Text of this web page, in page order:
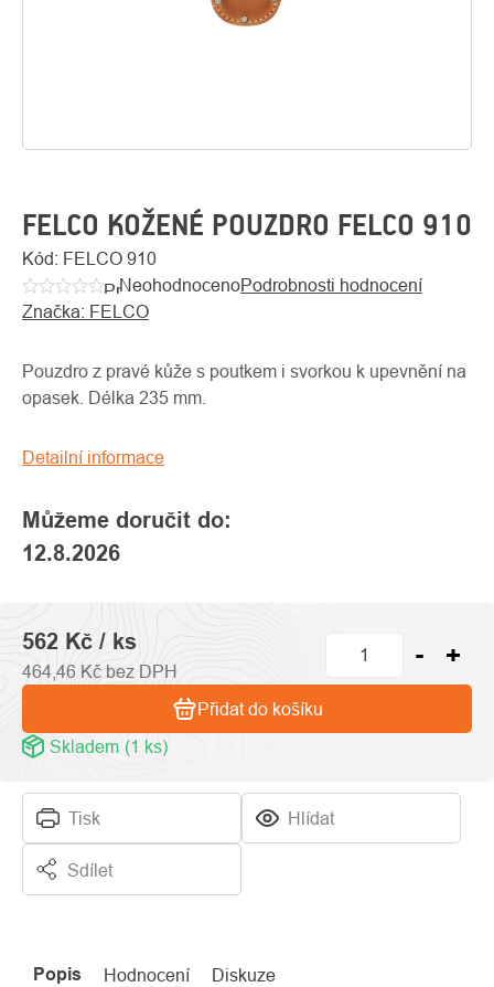
O
FELCO KOŽENÉ POUZDRO FELCO 910
Kód: FELCO 910
Průměrné
hodnocení
je
0,0
5
NeohodnocenoPodrobnosti hodnocení
Značka: FELCO
Můžeme doručit do:
12.8.2026
Pouzdro z pravé kůže s poutkem i svorkou k upevnění na
opasek. Délka 235 mm.
Detailní informace
Tisk Hlídat
Sdílet
562 Kč / ks
464,46 Kč bez DPH
Skladem (1 ks)
Přidat do košíku
Popis Hodnocení Diskuze